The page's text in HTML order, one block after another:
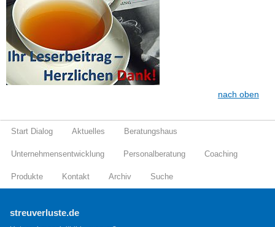
nach oben
Start Dialog Aktuelles Beratungshaus
Unternehmensentwicklung Personalberatung Coaching
Produkte Kontakt Archiv Suche
streuverluste.de